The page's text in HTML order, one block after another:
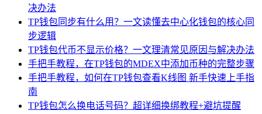
决办法
TP钱包同步有什么用？一文读懂去中心化钱包的核心同
步逻辑
TP钱包代币不显示价格？一文理清常见原因与解决办法
手把手教程，在TP钱包的MDEX中添加币种的完整步骤
手把手教程，如何在TP钱包查看K线图 新手快速上手指
南
TP钱包怎么换电话号码？超详细换绑教程+避坑提醒